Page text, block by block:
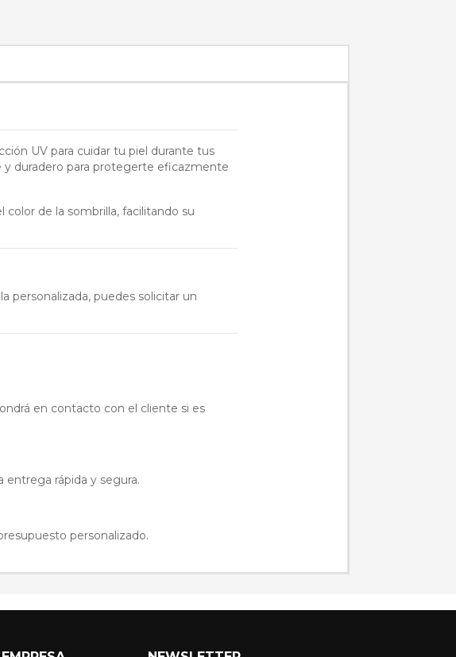
UV para cuidar tu piel durante tus
y duradero para protegerte eficazmente
de la sombrilla, facilitando su
personalizada, puedes solicitar un
en contacto con el cliente si es
entrega rápida y segura.
personalizado.